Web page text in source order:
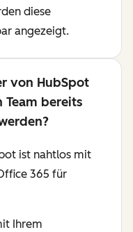
diese
angezeigt.
von HubSpot
bereits
ist nahtlos mit
365 für
Ihrem